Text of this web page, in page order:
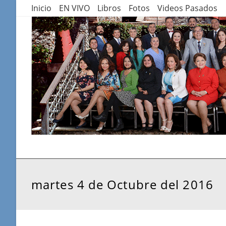
contenido
Inicio EN VIVO Libros Fotos Videos Pasados
martes 4 de Octubre del 2016